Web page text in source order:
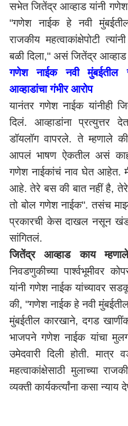
सभेत जितेंद्र आव्हाड यांनी गणेश
"गणेश नाईक हे नवी
राजकीय महत्वाकांक्षेपोटी
बळी दिला," असं जितेंद्र आव्हाड
गणेश नाईक नवी मुंबईतील
आव्हाडांचा गंभीर आरोप
यानंतर गणेश नाईक यांनीही
दिलं. आव्हाडांना प्रत्युत्तर
डॉयलॉग वापरले. ते म्हणाले
आपलं भाषण ऐकतील असं
गणेश नाईकांचं नाव घेत आहेत.
आहे. तेरे बस की बात नहीं है,
तो बोल गणेश नाईक". तसंच
प्रकारची केस दाखल नसून
सांगितलं.
जितेंद्र आव्हाड काय
निवडणुकीच्या पार्श्वभूमीवर
यांनी गणेश नाईक यांच्यावर
की, "गणेश नाईक हे नवी
मुंबईतील कारखाने, दगड
भाजपने गणेश नाईक यांचा
उमेदवारी दिली होती.
महत्वाकांक्षेसाठी मुलाच्या
व्यक्ती कार्यकर्त्यांना कसा न्याय